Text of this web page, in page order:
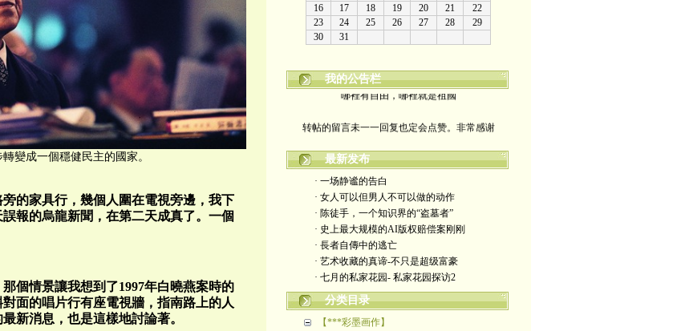
，逐步轉變成一個穩健民主的國家。
的家具行，幾個人圍在電視旁邊，我下
報的烏龍新聞，在第二天成真了。一個
個情景讓我想到了1997年白曉燕案時的
面的唱片行有座電視牆，指南路上的人
新消息，也是這樣地討論著。
我的公告栏
哪裡有自由，哪裡就是祖國
有意收藏者请私信我，感谢一贯支持
政治转载不一定代表本人意见
艺术博客：https://yimengl.blog
目录中标注星号的为本人艺术原创
最新发布
· 一场静谧的告白
· 女人可以但男人不可以做的动作
· 陈徒手，一个知识界的“盗墓者”
· 史上最大规模的AI版权赔偿案刚刚
· 長者自傳中的逃亡
· 艺术收藏的真谛-不只是超级富豪
· 七月的私家花园- 私家花园探访2
分类目录
【***彩墨画作】